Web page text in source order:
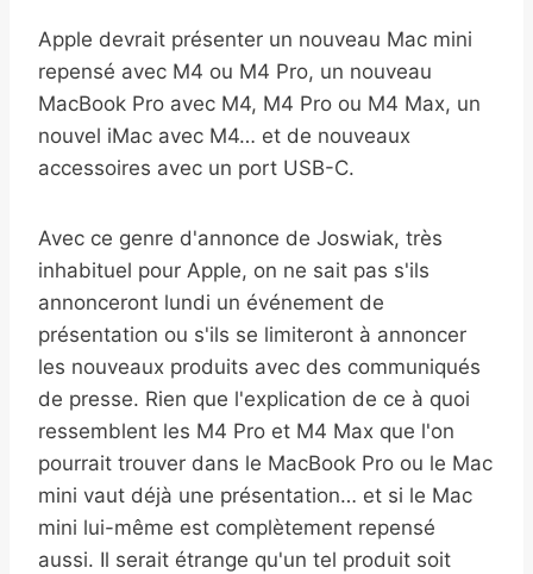
Apple devrait présenter un nouveau Mac mini
repensé avec M4 ou M4 Pro, un nouveau
MacBook Pro avec M4, M4 Pro ou M4 Max, un
nouvel iMac avec M4… et de nouveaux
accessoires avec un port USB-C.
Avec ce genre d'annonce de Joswiak, très
inhabituel pour Apple, on ne sait pas s'ils
annonceront lundi un événement de
présentation ou s'ils se limiteront à annoncer
les nouveaux produits avec des communiqués
de presse. Rien que l'explication de ce à quoi
ressemblent les M4 Pro et M4 Max que l'on
pourrait trouver dans le MacBook Pro ou le Mac
mini vaut déjà une présentation… et si le Mac
mini lui-même est complètement repensé
aussi. Il serait étrange qu'un tel produit soit